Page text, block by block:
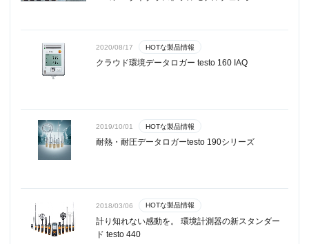
2020/08/17 HOTな製品情報
クラウド環境データロガー testo 160 IAQ
2019/10/01 HOTな製品情報
耐熱・耐圧データロガーtesto 190シリーズ
2018/03/06 HOTな製品情報
計り知れない感動を。 環境計測器の新スタンダー
ド testo 440